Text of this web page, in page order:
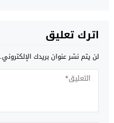
اترك تعليق
لن يتم نشر عنوان بريدك الإلكتروني.